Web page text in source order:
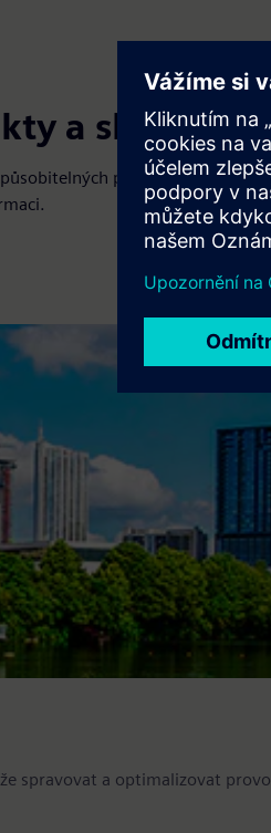
a služby
produktů, služeb a
spravovat a optimalizovat